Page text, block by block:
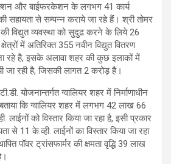
और बाईफरकेशन के लगभग 41 कार्य
से सम्पन्न कराये जा रहे हैं। श्री तोमर
की विद्युत व्यवस्था को सुदुढ करने के लिये 26
में अतिरिक्त 355 नवीन विद्युत वितरण
रहे है, इसके अलावा शहर की कुछ इलाकों में
जा रही है, जिसकी लागत 2 करोड़ है।
योजनान्तर्गत ग्वालियर शहर में निर्माणाधीन
बताया कि ग्वालियर शहर में लगभग 42 लाख 66
लाईनों को विस्तार किया जा रहा है, इसी प्रकार
से 11 के.व्ही. लाईनों का विस्तार किया जा रहा
पॉवर ट्रांसफार्मर की क्षमता वृद्धि 39 लाख